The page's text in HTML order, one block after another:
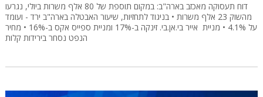
דוח תעסוקה מאכזב בארה"ב: במקום תוספת של 80 אלף משרות ביולי, נגרעו
מהשוק 23 אלף משרות • בניגוד לתחזיות, שיעור האבטלה בארה"ב ירד - ועומד
על 4.1% • מניית אייר בי.אן.בי. זינקה ב-17% ומניית ספייס אקס ב-16% • מחיר
הנפט נסחר בירידות קלות